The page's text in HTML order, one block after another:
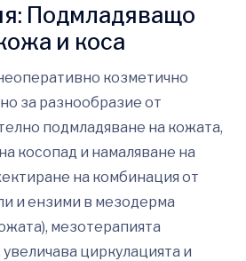
Подмладяващо
и коса
козметично
за разнообразие от
подмладяване на кожата,
косопад и намаляване на
на комбинация от
и ензими в мезодерма
мезотерапията
циркулацията и